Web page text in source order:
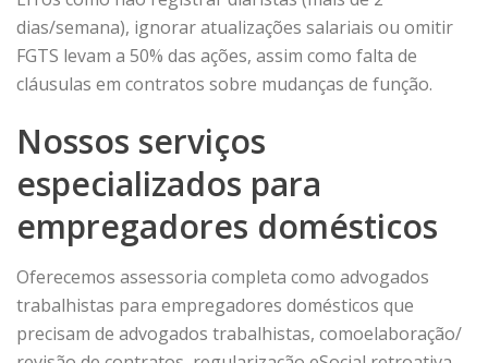
dias/semana), ignorar atualizações salariais ou omitir
FGTS levam a 50% das ações, assim como falta de
cláusulas em contratos sobre mudanças de função.
Nossos serviços
especializados para
empregadores domésticos
Oferecemos assessoria completa como advogados
trabalhistas para empregadores domésticos que
precisam de advogados trabalhistas, comoelaboração/